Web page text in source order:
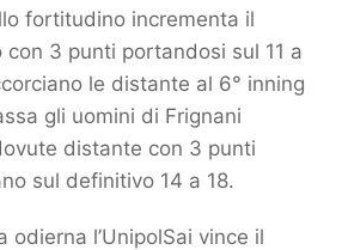
fortitudino incrementa il
con 3 punti portandosi sul 11 a
le distante al 6° inning
gli uomini di Frignani
distante con 3 punti
sul definitivo 14 a 18.
odierna l’UnipolSai vince il